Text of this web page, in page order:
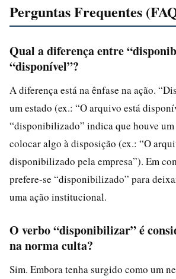
Perguntas Frequentes
Qual a diferença entre
“disponível”?
A diferença está na ênfase na ação.
um estado (ex.: “O arquivo está
“disponibilizado” indica que houve
colocar algo à disposição (ex.: “O
disponibilizado pela empresa”). Em
prefere‑se “disponibilizado” para
uma ação institucional.
O verbo “disponibilizar” é
na norma culta?
Sim. Embora tenha surgido como um